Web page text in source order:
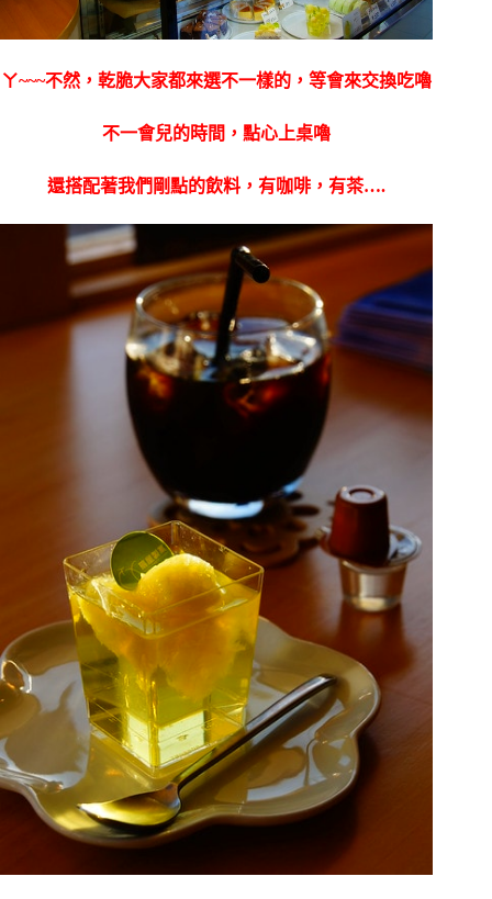
ㄚ~~~不然，乾脆大家都來選不一樣的，等會來交換吃嚕
不一會兒的時間，點心上桌嚕
還搭配著我們剛點的飲料，有咖啡，有茶….